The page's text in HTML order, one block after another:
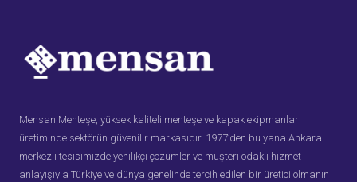
Mensan Menteşe, yüksek kaliteli menteşe ve kapak ekipmanları
üretiminde sektörün güvenilir markasıdır. 1977’den bu yana Ankara
merkezli tesisimizde yenilikçi çözümler ve müşteri odaklı hizmet
anlayışıyla Türkiye ve dünya genelinde tercih edilen bir üretici olmanın